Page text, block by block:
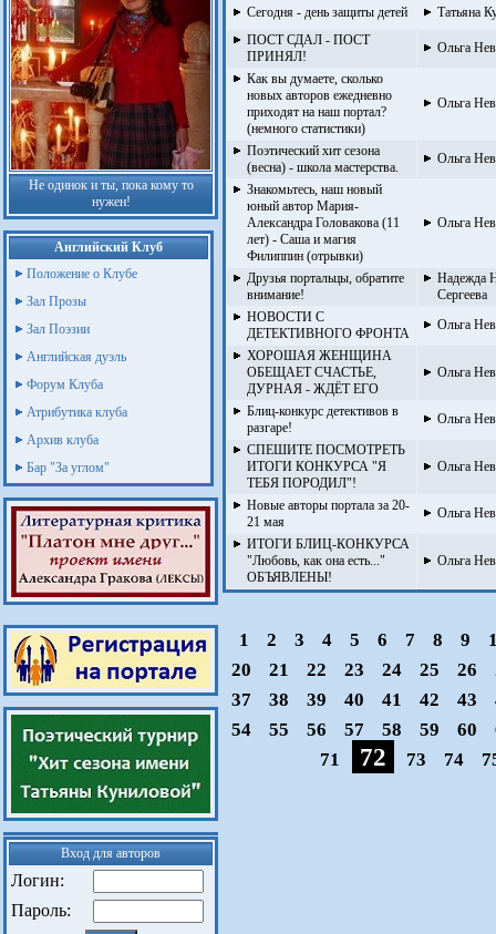
Не одинок и ты, пока кому то
нужен!
Английский Клуб
Положение о Клубе
Зал Прозы
Зал Поэзии
Английская дуэль
Форум Клуба
Атрибутика клуба
Архив клуба
Бар "За углом"
Вход для авторов
Логин:
Пароль:
Сегодня - день защиты детей
Татьяна
ПОСТ СДАЛ - ПОСТ
ПРИНЯЛ!
Ольга
Как вы думаете, сколько
новых авторов ежедневно
приходят на наш портал?
(немного статистики)
Ольга
Поэтический хит сезона
(весна) - школа мастерства.
Ольга
Знакомьтесь, наш новый
юный автор Мария-
Александра Головакова (11
лет) - Саша и магия
Филиппин (отрывки)
Ольга
Друзья портальцы, обратите
внимание!
Надежда
Сергеева
НОВОСТИ С
ДЕТЕКТИВНОГО ФРОНТА
Ольга
ХОРОШАЯ ЖЕНЩИНА
ОБЕЩАЕТ СЧАСТЬЕ,
ДУРНАЯ - ЖДЁТ ЕГО
Ольга
Блиц-конкурс детективов в
разгаре!
Ольга
СПЕШИТЕ ПОСМОТРЕТЬ
ИТОГИ КОНКУРСА "Я
ТЕБЯ ПОРОДИЛ"!
Ольга
Новые авторы портала за 20-
21 мая
Ольга
ИТОГИ БЛИЦ-КОНКУРСА
"Любовь, как она есть..."
ОБЪЯВЛЕНЫ!
Ольга
1 2 3 4 5 6 7 8 9
20
21 22 23 24 25 26
37
38 39 40 41 42 43
54
55 56 57 58 59 60
71
72 73 74